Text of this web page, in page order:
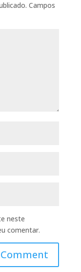
Campos
neste
comentar.